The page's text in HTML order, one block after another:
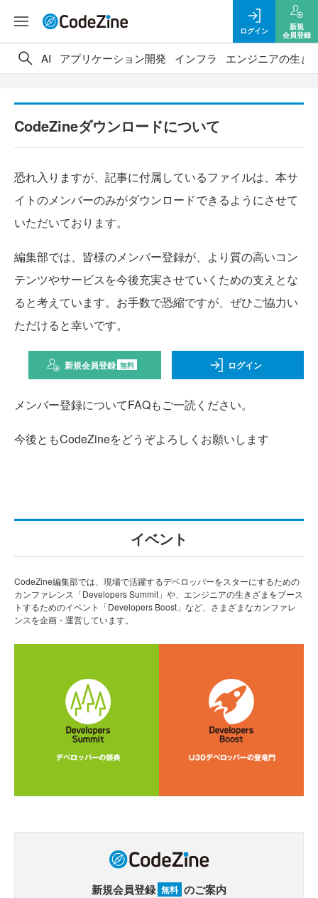
ログイン
新規
会員登録
AI アプリケーション開発 インフラ エンジニアの生き
CodeZineダウンロードについて
恐れ入りますが、記事に付属しているファイルは、本サ
イトのメンバーのみがダウンロードできるようにさせて
いただいております。
編集部では、皆様のメンバー登録が、より質の高いコン
テンツやサービスを今後充実させていくための支えとな
ると考えています。お手数で恐縮ですが、ぜひご協力い
ただけると幸いです。
新規会員登録 無料 ログイン
メンバー登録についてFAQもご一読ください。
今後ともCodeZineをどうぞよろしくお願いします
イベント
CodeZine編集部では、現場で活躍するデベロッパーをスターにするための
カンファレンス「Developers Summit」や、エンジニアの生きざまをブース
トするためのイベント「Developers Boost」など、さまざまなカンファレ
ンスを企画・運営しています。
新規会員登録 無料 のご案内